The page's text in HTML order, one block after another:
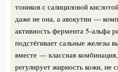
тоников с салициловой
даже не она, а авокутин —
активность фермента 5-альфа
подстёгивает сальные железы
вместе — классная
регулирует жирность кожи, не